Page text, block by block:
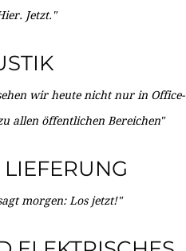
Jetzt."
wir heute nicht nur in Office-
allen öffentlichen Bereichen"
morgen: Los jetzt!"